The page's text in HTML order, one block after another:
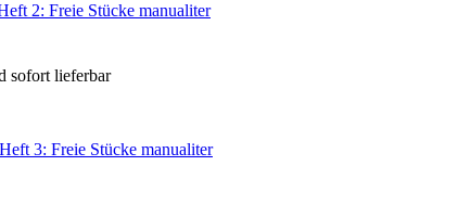
2: Freie Stücke manualiter
sofort lieferbar
3: Freie Stücke manualiter